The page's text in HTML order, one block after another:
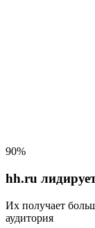
90%
hh.ru
Их получает
аудитория